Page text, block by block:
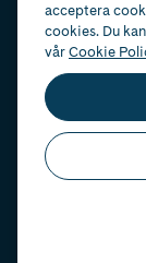
acceptera
cookies. Du
vårCookie